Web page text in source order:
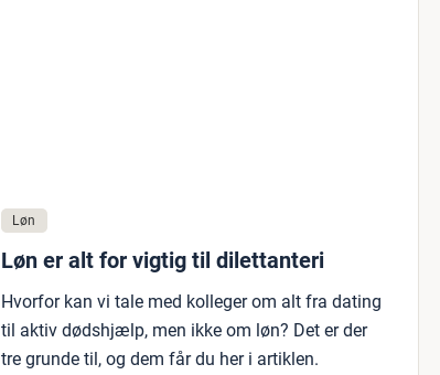
Løn
Løn er alt for vigtig til dilettanteri
Hvorfor kan vi tale med kolleger om alt fra dating
til aktiv dødshjælp, men ikke om løn? Det er der
tre grunde til, og dem får du her i artiklen.